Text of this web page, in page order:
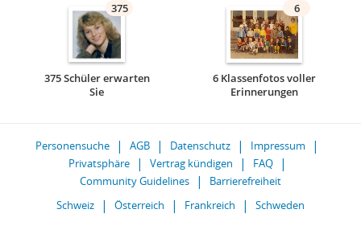
375
375 Schüler erwarten
Sie
6
6 Klassenfotos voller
Erinnerungen
Personensuche AGB Datenschutz
Impressum
Privatsphäre
Vertrag kündigen
FAQ
Community Guidelines
Barrierefreiheit
Schweiz
Österreich Frankreich Schweden